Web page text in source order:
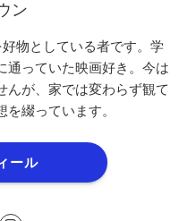
ン
物としている者です。学
通っていた映画好き。今は
んが、家では変わらず観て
綴っています。
ール